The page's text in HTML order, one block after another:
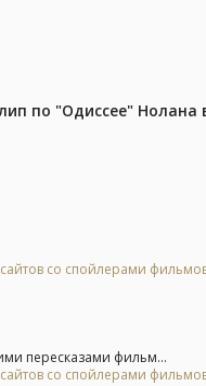
по "Одиссее" Нолана
со спойлерами
пересказами фильм...
со спойлерами